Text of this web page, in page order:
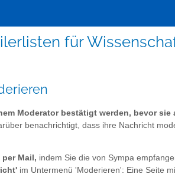
für
Moderator bestätigt werden, bevor sie
benachrichtigt, dass ihre Nachricht
per Mail, indem Sie die von Sympa
im Untermenü 'Moderieren': Eine Seite